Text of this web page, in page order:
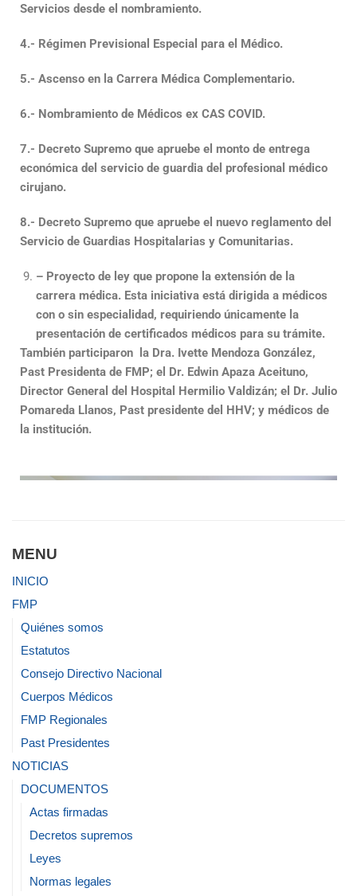
Servicios desde el nombramiento.
4.- Régimen Previsional Especial para el Médico.
5.- Ascenso en la Carrera Médica Complementario.
6.- Nombramiento de Médicos ex CAS COVID.
7.- Decreto Supremo que apruebe el monto de entrega
económica del servicio de guardia del profesional médico
cirujano.
8.- Decreto Supremo que apruebe el nuevo reglamento del
Servicio de Guardias Hospitalarias y Comunitarias.
– Proyecto de ley que propone la extensión de la
carrera médica. Esta iniciativa está dirigida a médicos
con o sin especialidad, requiriendo únicamente la
presentación de certificados médicos para su trámite.
También participaron la Dra. Ivette Mendoza González,
Past Presidenta de FMP; el Dr. Edwin Apaza Aceituno,
Director General del Hospital Hermilio Valdizán; el Dr. Julio
Pomareda Llanos, Past presidente del HHV; y médicos de
la institución.
MENU
INICIO
FMP
Quiénes somos
Estatutos
Consejo Directivo Nacional
Cuerpos Médicos
FMP Regionales
Past Presidentes
NOTICIAS
DOCUMENTOS
Actas firmadas
Decretos supremos
Leyes
Normas legales